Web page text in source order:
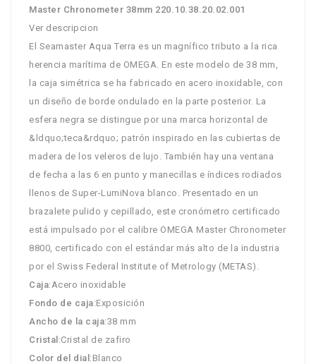
Master Chronometer 38mm 220.10.38.20.02.001
Ver descripcion
El Seamaster Aqua Terra es un magnífico tributo a la rica
herencia marítima de OMEGA. En este modelo de 38 mm,
la caja simétrica se ha fabricado en acero inoxidable, con
un diseño de borde ondulado en la parte posterior. La
esfera negra se distingue por una marca horizontal de
&ldquo;teca&rdquo; patrón inspirado en las cubiertas de
madera de los veleros de lujo. También hay una ventana
de fecha a las 6 en punto y manecillas e índices rodiados
llenos de Super-LumiNova blanco. Presentado en un
brazalete pulido y cepillado, este cronómetro certificado
está impulsado por el calibre OMEGA Master Chronometer
8800, certificado con el estándar más alto de la industria
por el Swiss Federal Institute of Metrology (METAS).
Caja:Acero inoxidable
Fondo de caja:Exposición
Ancho de la caja:38 mm
Cristal :Cristal de zafiro
Color del dial :Blanco